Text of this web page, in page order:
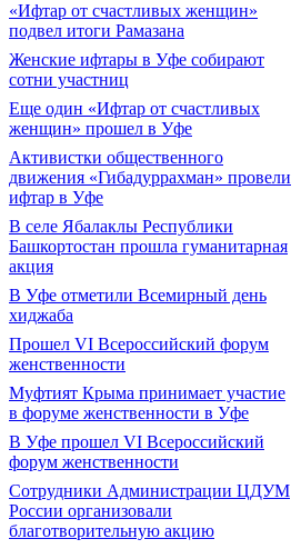
«Ифтар от счастливых женщин»
подвел итоги Рамазана
Женские ифтары в Уфе собирают
сотни участниц
Еще один «Ифтар от счастливых
женщин» прошел в Уфе
Активистки общественного
движения «Гибадуррахман» провели
ифтар в Уфе
В селе Ябалаклы Республики
Башкортостан прошла гуманитарная
акция
В Уфе отметили Всемирный день
хиджаба
Прошел VI Всероссийский форум
женственности
Муфтият Крыма принимает участие
в форуме женственности в Уфе
В Уфе прошел VI Всероссийский
форум женственности
Сотрудники Администрации ЦДУМ
России организовали
благотворительную акцию